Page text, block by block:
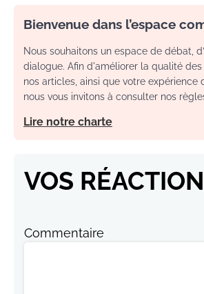
Bienvenue dans l’espace
Nous souhaitons un espace de débat,
dialogue. Afin d'améliorer la qualité
nos articles, ainsi que votre expérience
nous vous invitons à consulter nos
Lire notre charte
VOS
Commentaire